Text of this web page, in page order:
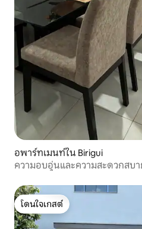
อพาร์ทเมนท์ใน Birigui
ความอบอุ่นและความสะดวกสบา
โดนใจเกสต์
โดนใจเกสต์